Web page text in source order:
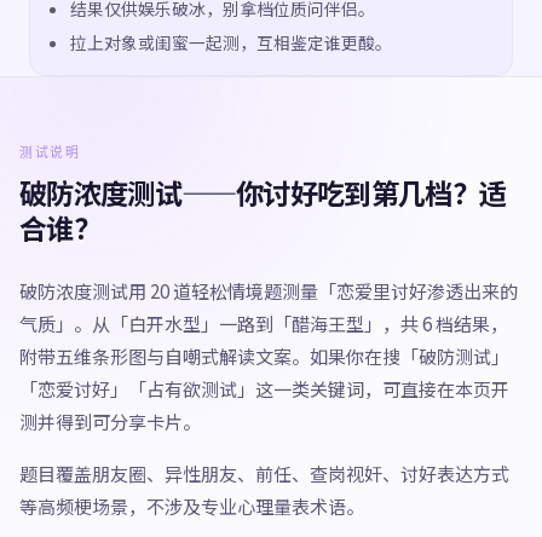
结果仅供娱乐破冰，别拿档位质问伴侣。
拉上对象或闺蜜一起测，互相鉴定谁更酸。
测试说明
破防浓度测试——你讨好吃到第几档？适
合谁？
破防浓度测试用 20 道轻松情境题测量「恋爱里讨好渗透出来的
气质」。从「白开水型」一路到「醋海王型」，共 6 档结果，
附带五维条形图与自嘲式解读文案。如果你在搜「破防测试」
「恋爱讨好」「占有欲测试」这一类关键词，可直接在本页开
测并得到可分享卡片。
题目覆盖朋友圈、异性朋友、前任、查岗视奸、讨好表达方式
等高频梗场景，不涉及专业心理量表术语。